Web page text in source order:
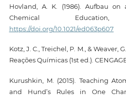
Hovland, A. K. (1986). Aufbau on
Chemical
https://doi.org/10.1021/ed063p607
Kotz, J. C., Treichel, P. M., & Weaver,
Reações Químicas (1st ed.).
Kurushkin, M. (2015). Teaching
and Hund’s Rules in One